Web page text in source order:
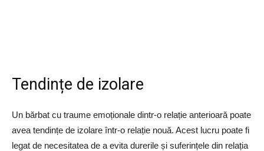
Tendințe de izolare
Un bărbat cu traume emoționale dintr-o relație anterioară poate
avea tendințe de izolare într-o relație nouă. Acest lucru poate fi
legat de necesitatea de a evita durerile și suferințele din relația